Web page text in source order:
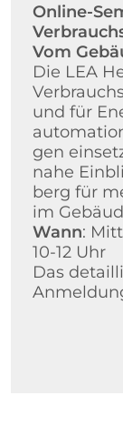
Online-
Vom
Die LEA
und für
gen
na­he
berg für
im
Wann:
10-12 Uhr
Das